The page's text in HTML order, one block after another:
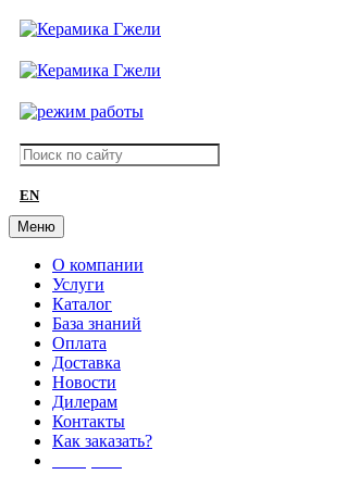
EN
Меню
О компании
Услуги
Каталог
База знаний
Оплата
Доставка
Новости
Дилерам
Контакты
Как заказать?